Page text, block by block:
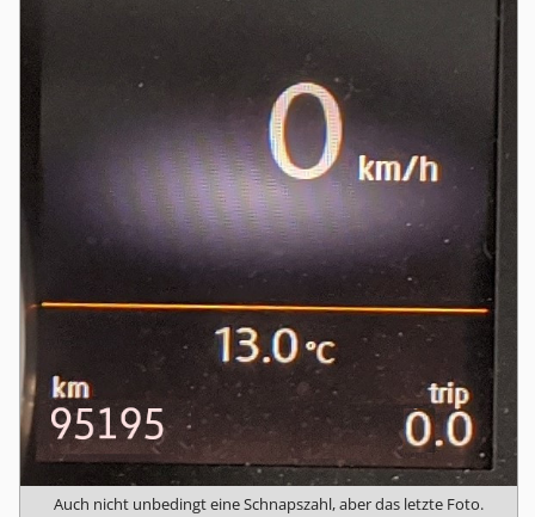
Auch nicht unbedingt eine Schnapszahl, aber das letzte Foto.